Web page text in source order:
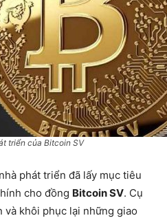
triển của Bitcoin SV
phát triển đã lấy mục tiêu
cho đồng Bitcoin SV. Cụ
khôi phục lại những giao